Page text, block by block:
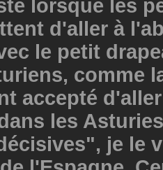
lorsque les
d'aller à
le petit
comme
accepté
les
je le